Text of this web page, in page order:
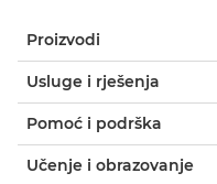
Proizvodi
Usluge i rješenja
Pomoć i podrška
Učenje i obrazovanje